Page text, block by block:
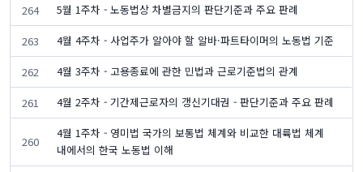
264 5월 1주차 - 노동법상 차별금지의 판단기준과 주요 판례
263 4월 4주차 - 사업주가 알아야 할 알바·파트타이머의 노동법 기준
262 4월 3주차 - 고용종료에 관한 민법과 근로기준법의 관계
261 4월 2주차 - 기간제근로자의 갱신기대권 - 판단기준과 주요 판례
260
4월 1주차 - 영미법 국가의 보통법 체계와 비교한 대륙법 체계
내에서의 한국 노동법 이해